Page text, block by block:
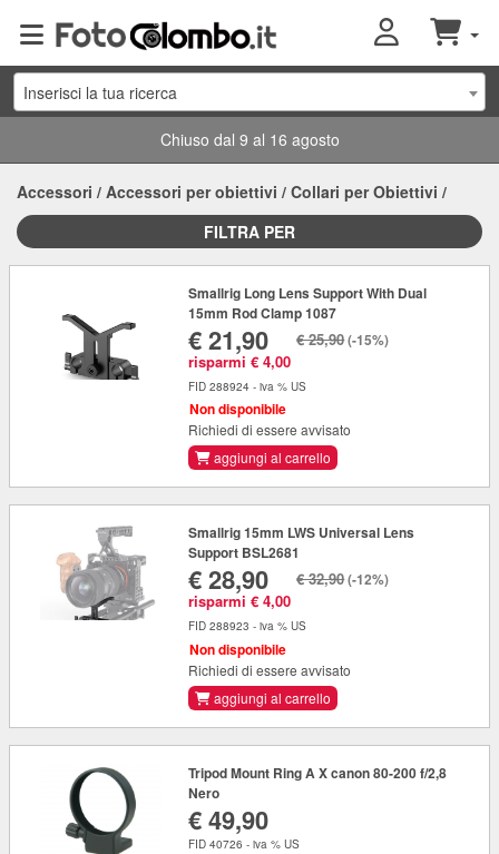
Inserisci la tua ricerca
Chiuso dal 9 al 16 agosto
Accessori / Accessori per obiettivi / Collari per Obiettivi /
FILTRA PER
Smallrig Long Lens Support With Dual
15mm Rod Clamp 1087
€ 21,90
risparmi € 4,00
€ 25,90(-15%)
FID 288924 - iva % US
Non disponibile
Richiedi di essere avvisato
aggiungi al carrello
Smallrig 15mm LWS Universal Lens
Support BSL2681
€ 28,90
risparmi € 4,00
€ 32,90(-12%)
FID 288923 - iva % US
Non disponibile
Richiedi di essere avvisato
aggiungi al carrello
Tripod Mount Ring A X canon 80-200 f/2,8
Nero
€ 49,90
FID 40726 - iva % US